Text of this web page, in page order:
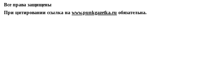
Все права защищены
При цитировании ссылка на www.punkgazetka.ru обязательна.